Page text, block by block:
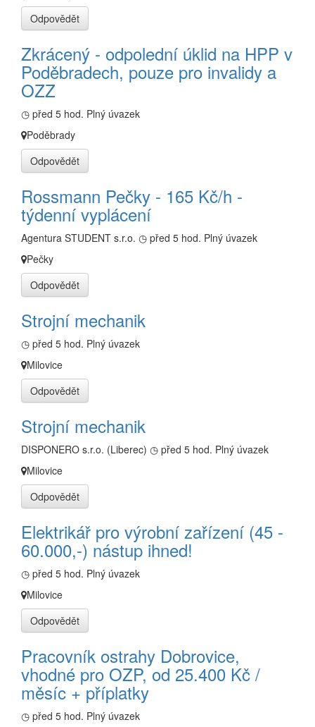
Odpovědět
Zkrácený - odpolední úklid na HPP v
Poděbradech, pouze pro invalidy a
OZZ
◷ před 5 hod. Plný úvazek
Poděbrady
Odpovědět
Rossmann Pečky - 165 Kč/h -
týdenní vyplácení
Agentura STUDENT s.r.o. ◷ před 5 hod. Plný úvazek
Pečky
Odpovědět
Strojní mechanik
◷ před 5 hod. Plný úvazek
Milovice
Odpovědět
Strojní mechanik
DISPONERO s.r.o. (Liberec) ◷ před 5 hod. Plný úvazek
Milovice
Odpovědět
Elektrikář pro výrobní zařízení (45 -
60.000,-) nástup ihned!
◷ před 5 hod. Plný úvazek
Milovice
Odpovědět
Pracovník ostrahy Dobrovice,
vhodné pro OZP, od 25.400 Kč /
měsíc + příplatky
◷ před 5 hod. Plný úvazek